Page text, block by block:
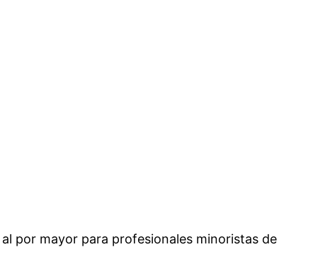
por mayor para profesionales minoristas de